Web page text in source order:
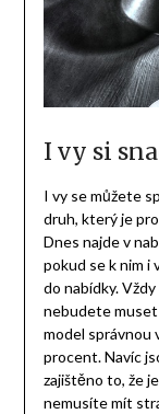
I vy si
I vy se můžete
druh, který je
Dnes najde v
pokud se k nim i
do nabídky.
nebudete muset
model správnou
procent. Navíc
zajištěno to, že
nemusíte mít